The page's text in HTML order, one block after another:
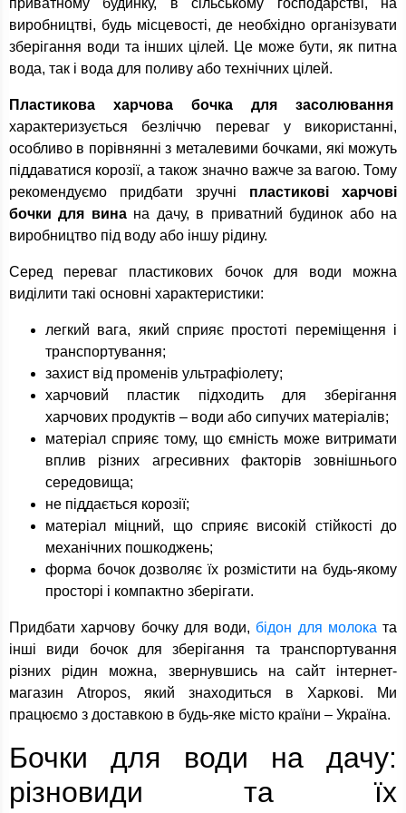
приватному будинку, в сільському господарстві, на
виробництві, будь місцевості, де необхідно організувати
зберігання води та інших цілей. Це може бути, як питна
вода, так і вода для поливу або технічних цілей.
Пластикова харчова бочка для засолювання
характеризується безліччю переваг у використанні,
особливо в порівнянні з металевими бочками, які можуть
піддаватися корозії, а також значно важче за вагою. Тому
рекомендуємо придбати зручні пластикові харчові
бочки для винана дачу, в приватний будинок або на
виробництво під воду або іншу рідину.
Серед переваг пластикових бочок для води можна
виділити такі основні характеристики:
легкий вага, який сприяє простоті переміщення і
транспортування;
захист від променів ультрафіолету;
харчовий пластик підходить для зберігання
харчових продуктів – води або сипучих матеріалів;
матеріал сприяє тому, що ємність може витримати
вплив різних агресивних факторів зовнішнього
середовища;
не піддається корозії;
матеріал міцний, що сприяє високій стійкості до
механічних пошкоджень;
форма бочок дозволяє їх розмістити на будь-якому
просторі і компактно зберігати.
Придбати харчову бочку для води, бідон для молока та
інші види бочок для зберігання та транспортування
різних рідин можна, звернувшись на сайт інтернет-
магазин Atropos, який знаходиться в Харкові. Ми
працюємо з доставкою в будь-яке місто країни – Україна.
Бочки для води на дачу:
різновиди та їх